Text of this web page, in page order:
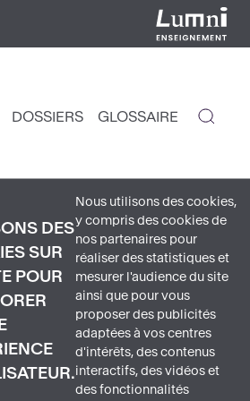
DES
SUR
POUR
Nous utilisons des cookies,
y compris des cookies de
nos partenaires pour
réaliser des statistiques et
mesurer l'audience du site
ainsi que pour vous
proposer des publicités
adaptées à vos centres
d'intérêts, des contenus
interactifs, des vidéos et
des fonctionnalités
DOSSIERS GLOSSAIRE
de
le blason et le prénom de son